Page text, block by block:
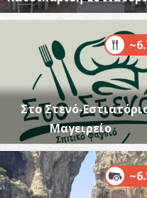
Στο Στενό-
Μαγειρείο